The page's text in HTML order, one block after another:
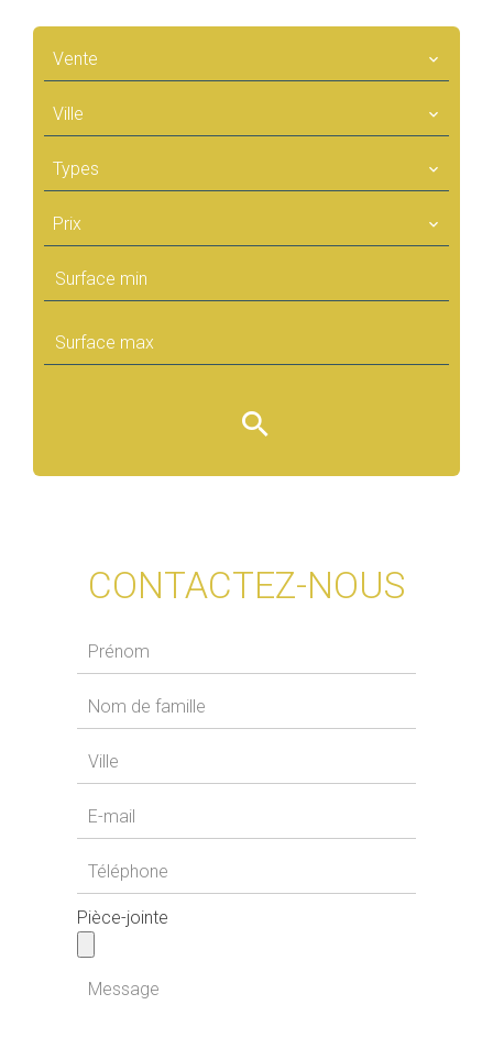
Vente
Ville
Types
Prix
CONTACTEZ-NOUS
Pièce-jointe